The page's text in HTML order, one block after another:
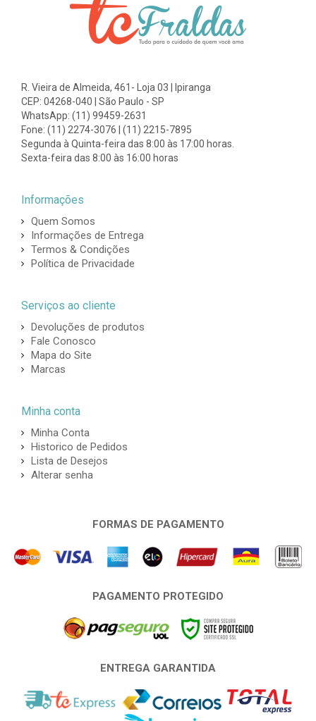
R. Vieira de Almeida, 461- Loja 03 | Ipiranga
CEP: 04268-040 | São Paulo - SP
WhatsApp: (11) 99459-2631
Fone: (11) 2274-3076 | (11) 2215-7895
Segunda à Quinta-feira das 8:00 às 17:00 horas.
Sexta-feira das 8:00 às 16:00 horas
Informações
Quem Somos
Informações de Entrega
Termos & Condições
Política de Privacidade
Serviços ao cliente
Devoluções de produtos
Fale Conosco
Mapa do Site
Marcas
Minha conta
Minha Conta
Historico de Pedidos
Lista de Desejos
Alterar senha
FORMAS DE PAGAMENTO
PAGAMENTO PROTEGIDO
ENTREGA GARANTIDA